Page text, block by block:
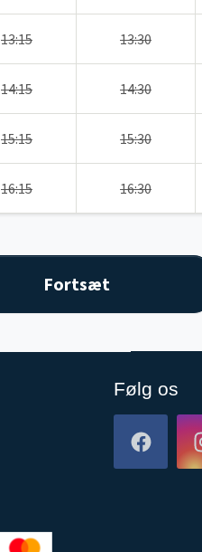
13:15 13:30
14:15 14:30
15:15 15:30
16:15 16:30
Følg os